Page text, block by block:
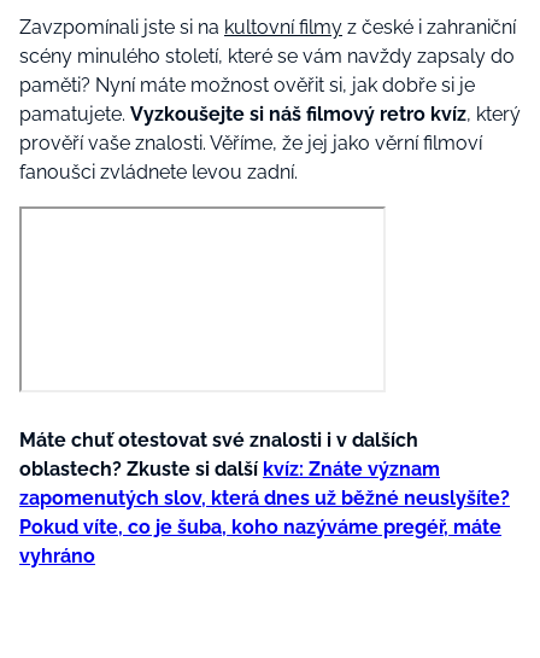
Zavzpomínali jste si na kultovní filmy z české i zahraniční
scény minulého století, které se vám navždy zapsaly do
paměti? Nyní máte možnost ověřit si, jak dobře si je
pamatujete. Vyzkoušejte si náš filmový retro kvíz, který
prověří vaše znalosti. Věříme, že jej jako věrní filmoví
fanoušci zvládnete levou zadní.
Máte chuť otestovat své znalosti i v dalších
oblastech? Zkuste si další kvíz: Znáte význam
zapomenutých slov, která dnes už běžné neuslyšíte?
Pokud víte, co je šuba, koho nazýváme pregéř, máte
vyhráno